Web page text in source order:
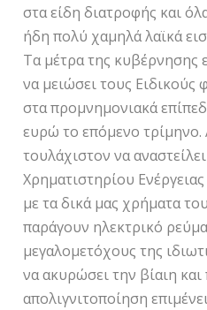
στα είδη διατροφής και
ήδη πολύ χαμηλά λαϊκά
Τα μέτρα της κυβέρνησης
να μειώσει τους
στα προμνημονιακά
ευρώ το επόμενο τρίμηνο.
τουλάχιστον να
Χρηματιστηρίου
με τα δικά μας χρήματα
παράγουν ηλεκτρικό
μεγαλομετόχους της
να ακυρώσει την βίαιη
απολιγνιτοποίηση